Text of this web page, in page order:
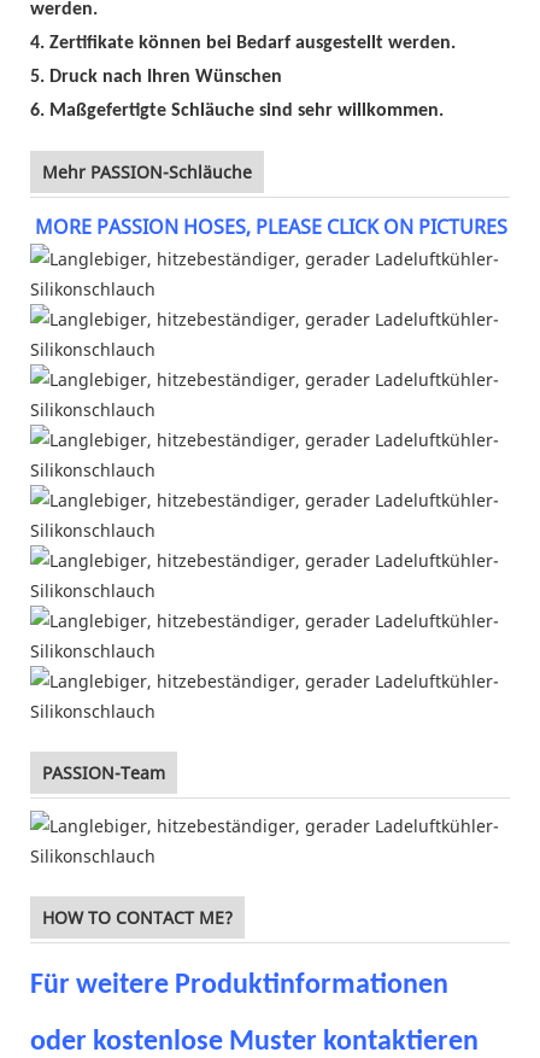
werden.
4. Zertifikate können bei Bedarf ausgestellt werden.
5. Druck nach Ihren Wünschen
6. Maßgefertigte Schläuche sind sehr willkommen.
Mehr PASSION-Schläuche
MORE PASSION HOSES, PLEASE CLICK ON PICTURES
PASSION-Team
HOW TO CONTACT ME?
Für weitere Produktinformationen
oder kostenlose Muster kontaktieren